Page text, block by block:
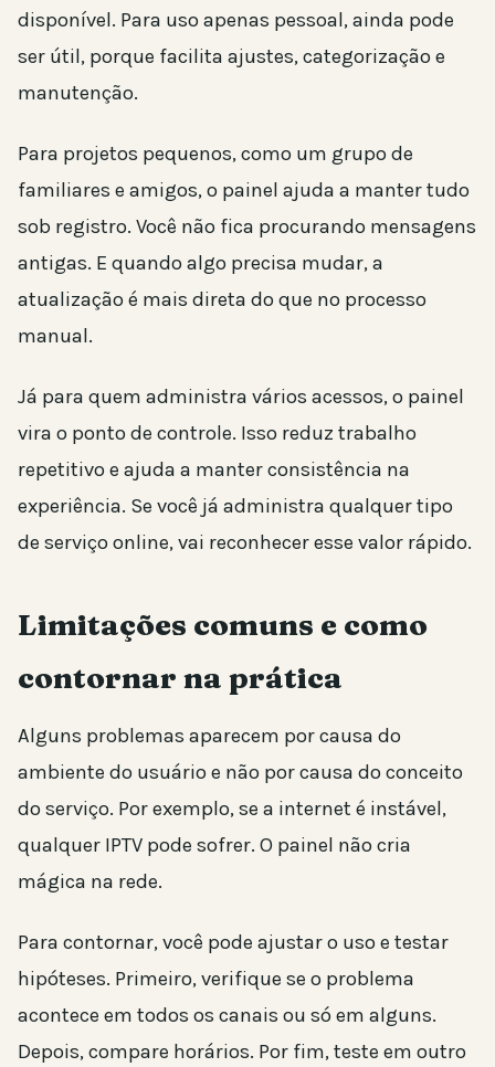
disponível. Para uso apenas pessoal, ainda pode
ser útil, porque facilita ajustes, categorização e
manutenção.
Para projetos pequenos, como um grupo de
familiares e amigos, o painel ajuda a manter tudo
sob registro. Você não fica procurando mensagens
antigas. E quando algo precisa mudar, a
atualização é mais direta do que no processo
manual.
Já para quem administra vários acessos, o painel
vira o ponto de controle. Isso reduz trabalho
repetitivo e ajuda a manter consistência na
experiência. Se você já administra qualquer tipo
de serviço online, vai reconhecer esse valor rápido.
Limitações comuns e como
contornar na prática
Alguns problemas aparecem por causa do
ambiente do usuário e não por causa do conceito
do serviço. Por exemplo, se a internet é instável,
qualquer IPTV pode sofrer. O painel não cria
mágica na rede.
Para contornar, você pode ajustar o uso e testar
hipóteses. Primeiro, verifique se o problema
acontece em todos os canais ou só em alguns.
Depois, compare horários. Por fim, teste em outro